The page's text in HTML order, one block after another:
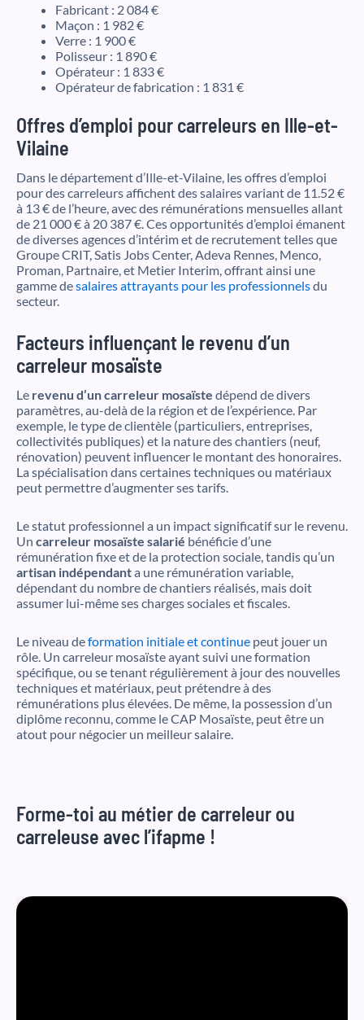
Fabricant : 2 084 €
Maçon : 1 982 €
Verre : 1 900 €
Polisseur : 1 890 €
Opérateur : 1 833 €
Opérateur de fabrication : 1 831 €
Offres d’emploi pour carreleurs en Ille-et-
Vilaine
Dans le département d’Ille-et-Vilaine, les offres d’emploi
pour des carreleurs affichent des salaires variant de 11.52 €
à 13 € de l’heure, avec des rémunérations mensuelles allant
de 21 000 € à 20 387 €. Ces opportunités d’emploi émanent
de diverses agences d’intérim et de recrutement telles que
Groupe CRIT, Satis Jobs Center, Adeva Rennes, Menco,
Proman, Partnaire, et Metier Interim, offrant ainsi une
gamme desalaires attrayants pour les professionnelsdu
secteur.
Facteurs influençant le revenu d’un
carreleur mosaïste
Le revenu d’un carreleur mosaïste dépend de divers
paramètres, au-delà de la région et de l’expérience. Par
exemple, le type de clientèle (particuliers, entreprises,
collectivités publiques) et la nature des chantiers (neuf,
rénovation) peuvent influencer le montant des honoraires.
La spécialisation dans certaines techniques ou matériaux
peut permettre d’augmenter ses tarifs.
Le statut professionnel a un impact significatif sur le revenu.
Un carreleur mosaïste salarié bénéficie d’une
rémunération fixe et de la protection sociale, tandis qu’un
artisan indépendanta une rémunération variable,
dépendant du nombre de chantiers réalisés, mais doit
assumer lui-même ses charges sociales et fiscales.
Le niveau deformation initiale et continue peut jouer un
rôle. Un carreleur mosaïste ayant suivi une formation
spécifique, ou se tenant régulièrement à jour des nouvelles
techniques et matériaux, peut prétendre à des
rémunérations plus élevées. De même, la possession d’un
diplôme reconnu, comme le CAP Mosaïste, peut être un
atout pour négocier un meilleur salaire.
Forme-toi au métier de carreleur ou
carreleuse avec l’ifapme !